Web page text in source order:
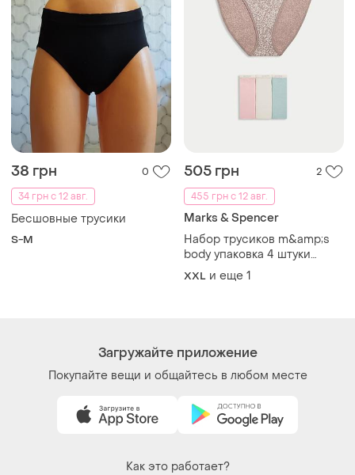
38 грн
0
34 грн с 12 авг.
Бесшовные трусики
S-M
505 грн
2
455 грн с 12 авг.
Marks & Spencer
Набор трусиков m&amp;s
body упаковка 4 штуки
новые хлопок высокие xxl
3xl
XXL и еще 1
Загружайте приложение
Покупайте вещи и общайтесь в любом месте
Как это работает?